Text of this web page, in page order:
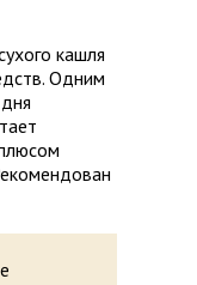
кашля
Одним